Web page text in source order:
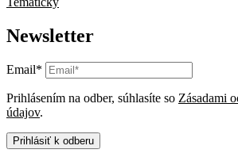
Newsletter
Email*
Prihlásením na odber, súhlasíte so Zásadami
údajov.
Prihlásiť k odberu